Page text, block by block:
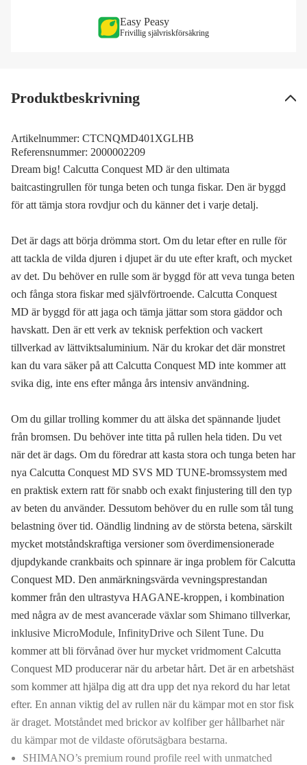
Easy Peasy
Frivillig självriskförsäkring
Produktbeskrivning
Artikelnummer: CTCNQMD401XGLHB
Referensnummer: 2000002209
Dream big! Calcutta Conquest MD är den ultimata
baitcastingrullen för tunga beten och tunga fiskar. Den är byggd
för att tämja stora rovdjur och du känner det i varje detalj.
Det är dags att börja drömma stort. Om du letar efter en rulle för
att tackla de vilda djuren i djupet är du ute efter kraft, och mycket
av det. Du behöver en rulle som är byggd för att veva tunga beten
och fånga stora fiskar med självförtroende. Calcutta Conquest
MD är byggd för att jaga och tämja jättar som stora gäddor och
havskatt. Den är ett verk av teknisk perfektion och vackert
tillverkad av lättviktsaluminium. När du krokar det där monstret
kan du vara säker på att Calcutta Conquest MD inte kommer att
svika dig, inte ens efter många års intensiv användning.
Om du gillar trolling kommer du att älska det spännande ljudet
från bromsen. Du behöver inte titta på rullen hela tiden. Du vet
när det är dags. Om du föredrar att kasta stora och tunga beten har
nya Calcutta Conquest MD SVS MD TUNE-bromssystem med
en praktisk extern ratt för snabb och exakt finjustering till den typ
av beten du använder. Dessutom behöver du en rulle som tål tung
belastning över tid. Oändlig lindning av de största betena, särskilt
mycket motståndskraftiga versioner som överdimensionerade
djupdykande crankbaits och spinnare är inga problem för Calcutta
Conquest MD. Den anmärkningsvärda vevningsprestandan
kommer från den ultrastyva HAGANE-kroppen, i kombination
med några av de mest avancerade växlar som Shimano tillverkar,
inklusive MicroModule, InfinityDrive och Silent Tune. Du
kommer att bli förvånad över hur mycket vridmoment Calcutta
Conquest MD producerar när du arbetar hårt. Det är en arbetshäst
som kommer att hjälpa dig att dra upp det nya rekord du har letat
efter. En annan viktig del av rullen när du kämpar mot en stor fisk
är draget. Motståndet med brickor av kolfiber ger hållbarhet när
du kämpar mot de vildaste oförutsägbara bestarna.
SHIMANO’s premium round profile reel with unmatched